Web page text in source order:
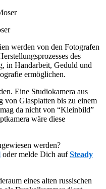
werden von den Fotografen
des
in Handarbeit, Geduld und
ermöglichen.
Eine Studiokamera aus
von Glasplatten bis zu einem
da nicht von “Kleinbild”
wäre diese
werden?
oder melde Dich aufSteady
eines alten russischen